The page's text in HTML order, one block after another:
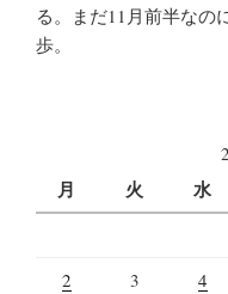
る。まだ11月前半なの
歩。
月 火 水
2
3 4